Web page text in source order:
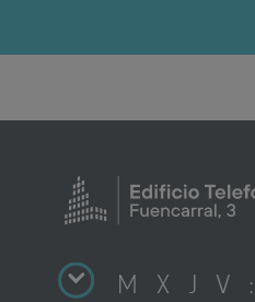
M X J V :